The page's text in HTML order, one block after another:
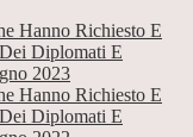
Hanno Richiesto E
Diplomati E
2023
Hanno Richiesto E
Diplomati E